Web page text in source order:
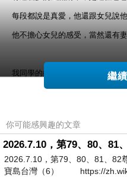
每段都說是真愛，他還跟女兒說他
他不擔心女兒的感受，當然還有妻
我同學的媽媽，其實非常痛苦。
有一位小三還是自己的好友，就
能做出這種事。
我同學的爸爸覺得自己的妻子不
繼
你可能感興趣的文章
2026.7.10，第79、80、81、82
寶島台灣（6） https://